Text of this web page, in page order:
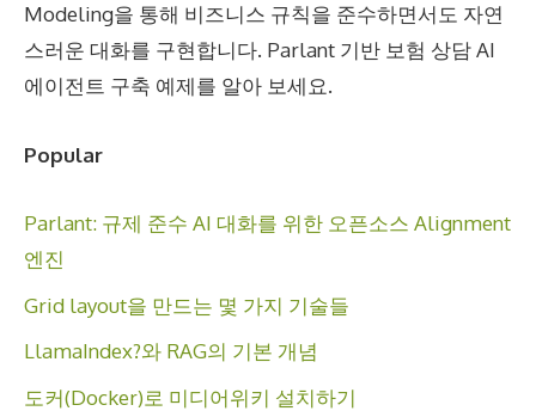
Modeling을 통해 비즈니스 규칙을 준수하면서도 자연
스러운 대화를 구현합니다. Parlant 기반 보험 상담 AI
에이전트 구축 예제를 알아 보세요.
Popular
Parlant: 규제 준수 AI 대화를 위한 오픈소스 Alignment
엔진
Grid layout을 만드는 몇 가지 기술들
LlamaIndex?와 RAG의 기본 개념
도커(Docker)로 미디어위키 설치하기